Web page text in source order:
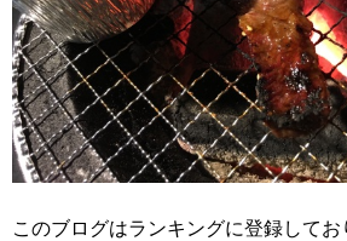
このブログはランキングに登録して